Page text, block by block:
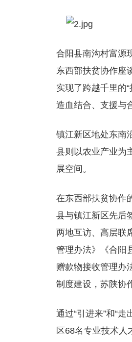
合阳县南沟村富源
东西部扶贫协作座
实现了跨越千里的
造血结合、支援与
镇江新区地处东南
县则以农业产业为
展空间。
在东西部扶贫协作
县与镇江新区先后
两地互访、高层联
管理办法》《合阳
赠款物接收管理办
制度建设，苏陕协
通过“引进来”和“
区68名专业技术人